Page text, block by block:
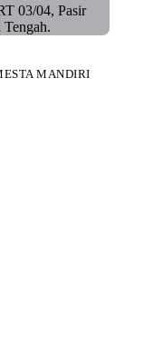
03/04, Pasir
MANDIRI